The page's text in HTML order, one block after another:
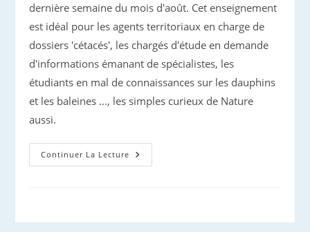
dernière semaine du mois d'août. Cet enseignement
est idéal pour les agents territoriaux en charge de
dossiers 'cétacés', les chargés d'étude en demande
d'informations émanant de spécialistes, les
étudiants en mal de connaissances sur les dauphins
et les baleines ..., les simples curieux de Nature
aussi.
Continuer La Lecture Stage
Niveau